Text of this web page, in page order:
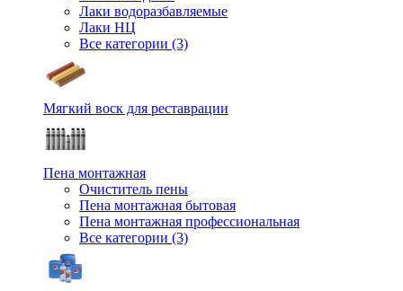
Лаки водоразбавляемые
Лаки НЦ
Все категории (3)
Мягкий воск для реставрации
Пена монтажная
Очиститель пены
Пена монтажная бытовая
Пена монтажная профессиональная
Все категории (3)